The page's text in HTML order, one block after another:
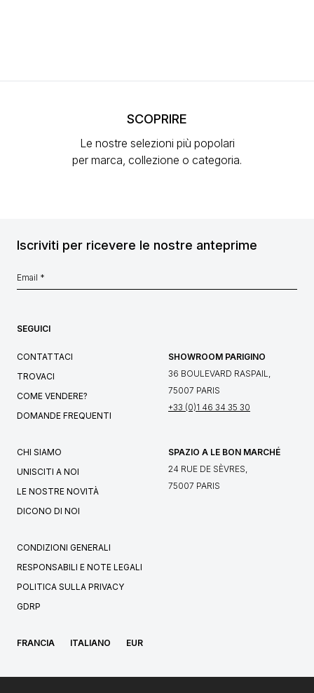
SCOPRIRE
Le nostre selezioni più popolari
per marca, collezione o categoria.
Iscriviti per ricevere le nostre anteprime
SEGUICI
CONTATTACI
TROVACI
COME VENDERE?
DOMANDE FREQUENTI
SHOWROOM PARIGINO
36 BOULEVARD RASPAIL,
75007 PARIS
+33 (0)1 46 34 35 30
CHI SIAMO
UNISCITI A NOI
LE NOSTRE NOVITÀ
DICONO DI NOI
SPAZIO A LE BON MARCHÉ
24 RUE DE SÈVRES,
75007 PARIS
CONDIZIONI GENERALI
RESPONSABILI E NOTE LEGALI
POLITICA SULLA PRIVACY
GDRP
FRANCIA ITALIANO EUR